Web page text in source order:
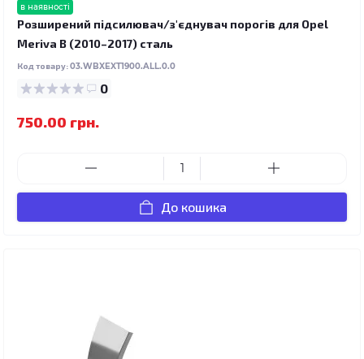
в наявності
Розширений підсилювач/з'єднувач порогів для Opel
Meriva B (2010–2017) сталь
Код товару:03.WBXEXT1900.ALL.0.0
0
750.00 грн.
До кошика